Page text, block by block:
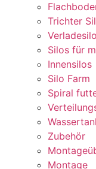
Trichter
Silos für
Innensilos
Silo Farm
Spiral
Zubehör
Montage